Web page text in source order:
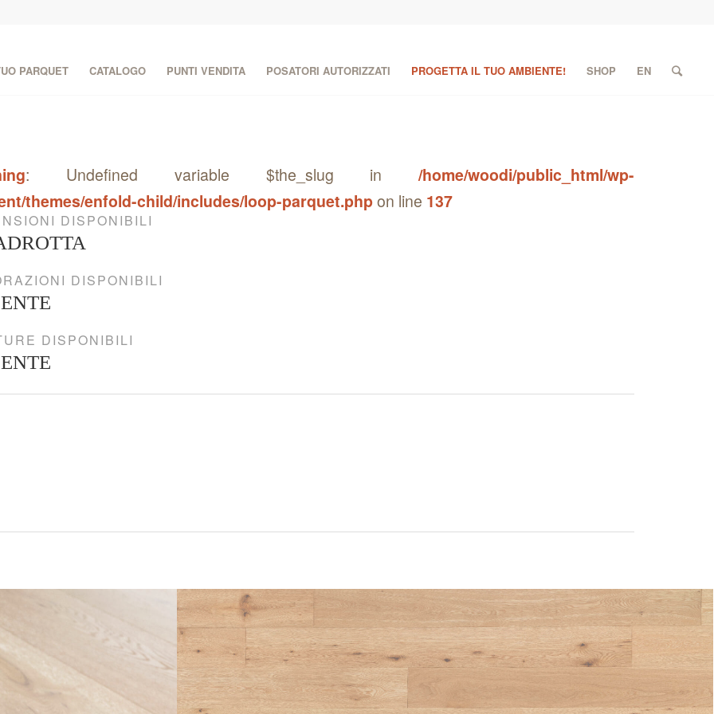
PARQUET CATALOGO PUNTI VENDITA POSATORI AUTORIZZATI PROGETTA IL TUO AMBIENTE! SHOP EN
: Undefined variable $the_slug in /home/woodi/public_html/wp-
themes/enfold-child/includes/loop-parquet.phpon line 137
DISPONIBILI
DISPONIBILI
DISPONIBILI